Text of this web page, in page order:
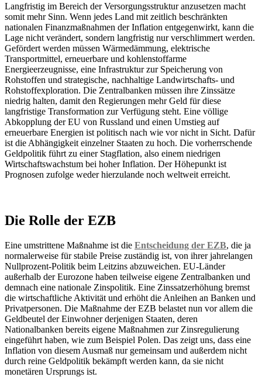
Langfristig im Bereich der Versorgungsstruktur anzusetzen macht
somit mehr Sinn. Wenn jedes Land mit zeitlich beschränkten
nationalen Finanzmaßnahmen der Inflation entgegenwirkt, kann die
Lage nicht verändert, sondern langfristig nur verschlimmert werden.
Gefördert werden müssen Wärmedämmung, elektrische
Transportmittel, erneuerbare und kohlenstoffarme
Energieerzeugnisse, eine Infrastruktur zur Speicherung von
Rohstoffen und strategische, nachhaltige Landwirtschafts- und
Rohstoffexploration. Die Zentralbanken müssen ihre Zinssätze
niedrig halten, damit den Regierungen mehr Geld für diese
langfristige Transformation zur Verfügung steht. Eine völlige
Abkopplung der EU von Russland und einen Umstieg auf
erneuerbare Energien ist politisch nach wie vor nicht in Sicht. Dafür
ist die Abhängigkeit einzelner Staaten zu hoch. Die vorherrschende
Geldpolitik führt zu einer Stagflation, also einem niedrigen
Wirtschaftswachstum bei hoher Inflation. Der Höhepunkt ist
Prognosen zufolge weder hierzulande noch weltweit erreicht.
Die Rolle der EZB
Eine umstrittene Maßnahme ist die Entscheidung der EZB, die ja
normalerweise für stabile Preise zuständig ist, von ihrer jahrelangen
Nullprozent-Politik beim Leitzins abzuweichen. EU-Länder
außerhalb der Eurozone haben teilweise eigene Zentralbanken und
demnach eine nationale Zinspolitik. Eine Zinssatzerhöhung bremst
die wirtschaftliche Aktivität und erhöht die Anleihen an Banken und
Privatpersonen. Die Maßnahme der EZB belastet nun vor allem die
Geldbeutel der Einwohner derjenigen Staaten, deren
Nationalbanken bereits eigene Maßnahmen zur Zinsregulierung
eingeführt haben, wie zum Beispiel Polen. Das zeigt uns, dass eine
Inflation von diesem Ausmaß nur gemeinsam und außerdem nicht
durch reine Geldpolitik bekämpft werden kann, da sie nicht
monetären Ursprungs ist.